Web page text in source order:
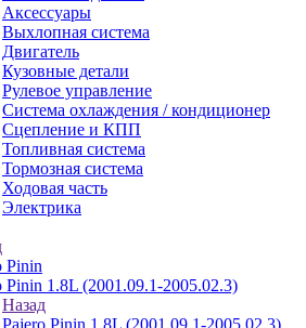
Аксессуары
Выхлопная система
Двигатель
Кузовные детали
Рулевое управление
Система охлаждения / кондиционер
Сцепление и КПП
Топливная система
Тормозная система
Ходовая часть
Электрика
Pinin
Pinin 1.8L (2001.09.1-2005.02.3)
Назад
Pajero Pinin 1.8L (2001.09.1-2005.02.3)